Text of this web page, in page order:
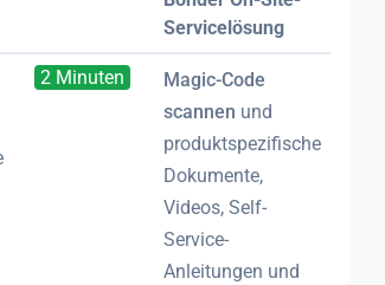
Service­lösung
2 Minuten
Magic-Code
scannen und
produktspezifische
Dokumente,
Videos, Self-
Service-
Anleitungen und